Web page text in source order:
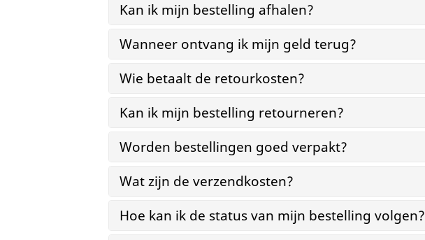
Kan ik mijn bestelling afhalen?
Wanneer ontvang ik mijn geld terug?
Wie betaalt de retourkosten?
Kan ik mijn bestelling retourneren?
Worden bestellingen goed verpakt?
Wat zijn de verzendkosten?
Hoe kan ik de status van mijn bestelling volgen?